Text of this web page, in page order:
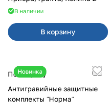
В наличии
В корзину
Новинка
По запросу
Антигравийные защитные
комплекты "Норма"